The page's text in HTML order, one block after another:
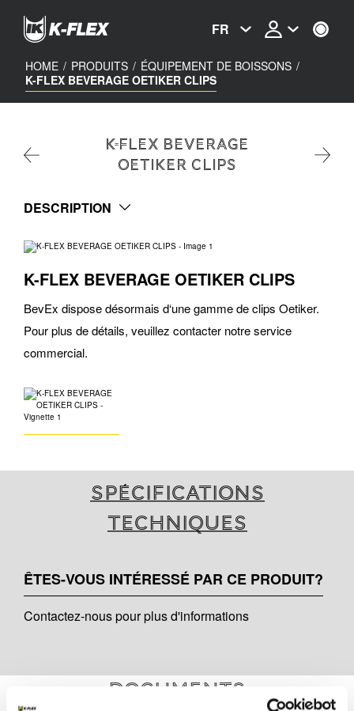
content
FR
HOME / PRODUITS / ÉQUIPEMENT DE BOISSONS /
K-FLEX BEVERAGE OETIKER CLIPS
K-FLEX BEVERAGE
OETIKER CLIPS
DESCRIPTION
K-FLEX BEVERAGE OETIKER CLIPS
BevEx dispose désormais d‘une gamme de clips Oetiker.
Pour plus de détails, veuillez contacter notre service
commercial.
Spécifications
techniques
ÊTES-VOUS INTÉRESSÉ PAR CE PRODUIT?
Contactez-nous pour plus d'informations
Documents